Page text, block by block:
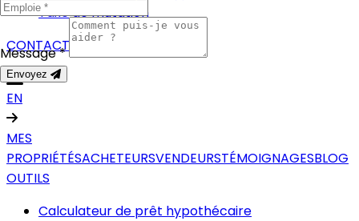
Taxe de mutation
CONTACT
EN
MES
PROPRIÉTÉSACHETEURSVENDEURSTÉMOIGNAGESBLOG
OUTILS
Calculateur de prêt hypothécaire
Message *
Envoyez